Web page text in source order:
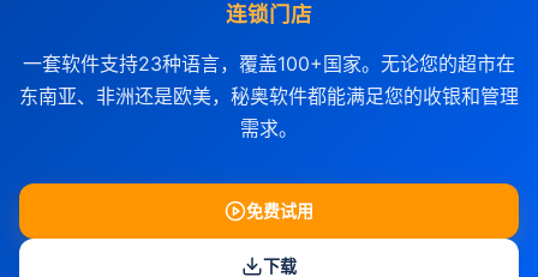
连锁门店
一套软件支持23种语言，覆盖100+国家。无论您的超市在
东南亚、非洲还是欧美，秘奥软件都能满足您的收银和管理
需求。
免费试用
下载